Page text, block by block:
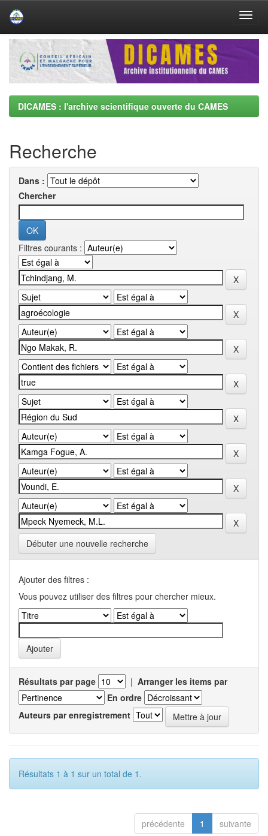
Skip
navigation
DICAMES : l'archive scientifique ouverte du CAMES
Recherche
Dans :
Chercher
Filtres courants :
Débuter une nouvelle recherche
Ajouter des filtres :
Vous pouvez utiliser des filtres pour chercher mieux.
Résultats par page | Arranger les items par
En ordre
Auteurs par enregistrement
Résultats 1 à 1 sur un total de 1.
précédente 1 suivante